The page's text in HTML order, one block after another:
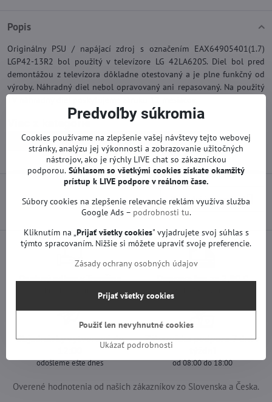
Popis
Originálny PSU / napájací zdroj s označením EAX64905401(1.7)
LGP42-13R2 bol použitý v televízore LG 42LA620S. Diel bol pred
demontážou z televízora dôkladne otestovaný a je plne funkčný od
výroby. Náhradný diel nebol opravovaný ani repasovaný. Na použitý
Viac z kategórie
Náhradné diely | LG TV Zdroje | LG TV
Nasledujúci produkt
Osobný odber v Trenčíne Doprava len za 2,90 €
Objednávky vytvorené do
odošleme ešte dnes
Zákaznícka podpora 7 dní v
od 08:00 do 18:00
Overené hodnotenia od našich zákazníkov zo Slovenska a Česka.
Predvoľby súkromia
Cookies používame na zlepšenie vašej návštevy tejto webovej
stránky, analýzu jej výkonnosti a zobrazovanie užitočných
nástrojov, ako je rýchly LIVE chat so zákazníckou
podporou. Súhlasom so všetkými cookies získate okamžitý
prístup k LIVE podpore v reálnom čase.
Súbory cookies na zlepšenie relevancie reklám využíva služba
Google Ads – podrobnosti tu.
Kliknutím na „Prijať všetky cookies" vyjadrujete svoj súhlas s
týmto spracovaním. Nižšie si môžete upraviť svoje preferencie.
Zásady ochrany osobných údajov
Ukázať podrobnosti
Prijať všetky cookies
Použiť len nevyhnutné cookies